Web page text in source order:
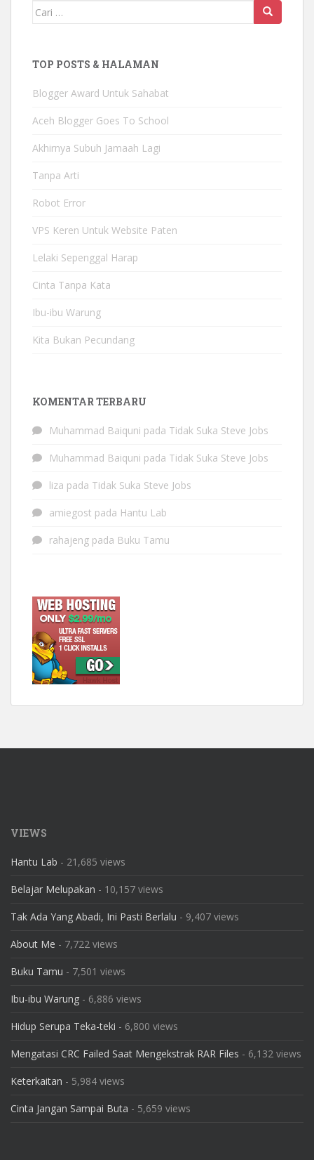
Mencari:
TOP POSTS & HALAMAN
Blogger Award Untuk Sahabat
Aceh Blogger Goes To School
Akhirnya Subuh Jamaah Lagi
Tanpa Arti
Robot Error
VPS Keren Untuk Website Paten
Lelaki Sepenggal Harap
Cinta Tanpa Kata
Ibu-ibu Warung
Kita Bukan Pecundang
KOMENTAR TERBARU
Muhammad Baiquni pada Tidak Suka Steve Jobs
Muhammad Baiquni pada Tidak Suka Steve Jobs
liza pada Tidak Suka Steve Jobs
amiegost pada Hantu Lab
rahajeng pada Buku Tamu
VIEWS
Hantu Lab - 21,685 views
Belajar Melupakan - 10,157 views
Tak Ada Yang Abadi, Ini Pasti Berlalu - 9,407 views
About Me - 7,722 views
Buku Tamu - 7,501 views
Ibu-ibu Warung - 6,886 views
Hidup Serupa Teka-teki - 6,800 views
Mengatasi CRC Failed Saat Mengekstrak RAR Files - 6,132 views
Keterkaitan - 5,984 views
Cinta Jangan Sampai Buta - 5,659 views